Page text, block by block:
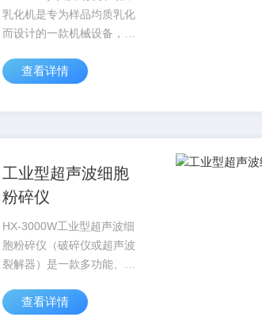
乳化机是专为样品均质乳化
而设计的一款机械设备，可
速实现样品的分散、均质、
适用于中批量、中等黏度物
查看详情
工业型超声波细胞
粉碎仪
HX-3000W工业型超声波细
胞粉碎仪（破碎仪或超声波
裂解器）是一款多功能、多
物细胞、病毒细胞的破碎，
查看详情